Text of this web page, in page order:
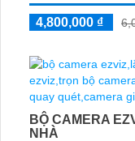
4,800,000 ₫
BỘ CAMERA
NHÀ